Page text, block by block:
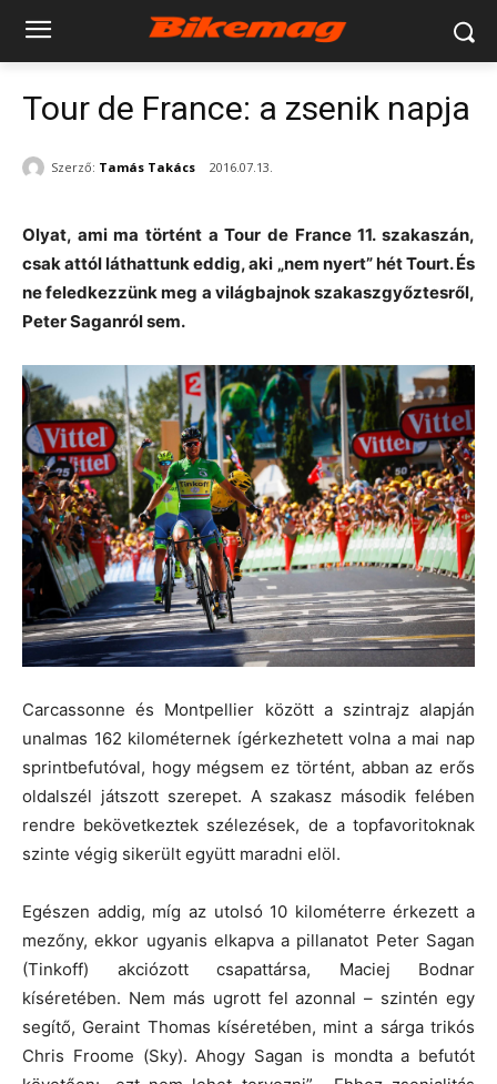
Tour de France: a zsenik napja
Szerző: Tamás Takács 2016.07.13.
Olyat, ami ma történt a Tour de France 11. szakaszán,
csak attól láthattunk eddig, aki „nem nyert” hét Tourt. És
ne feledkezzünk meg a világbajnok szakaszgyőztesről,
Peter Saganról sem.
Carcassonne és Montpellier között a szintrajz alapján
unalmas 162 kilométernek ígérkezhetett volna a mai nap
sprintbefutóval, hogy mégsem ez történt, abban az erős
oldalszél játszott szerepet. A szakasz második felében
rendre bekövetkeztek szélezések, de a topfavoritoknak
szinte végig sikerült együtt maradni elöl.
Egészen addig, míg az utolsó 10 kilométerre érkezett a
mezőny, ekkor ugyanis elkapva a pillanatot Peter Sagan
(Tinkoff) akciózott csapattársa, Maciej Bodnar
kíséretében. Nem más ugrott fel azonnal – szintén egy
segítő, Geraint Thomas kíséretében, mint a sárga trikós
Chris Froome (Sky). Ahogy Sagan is mondta a befutót